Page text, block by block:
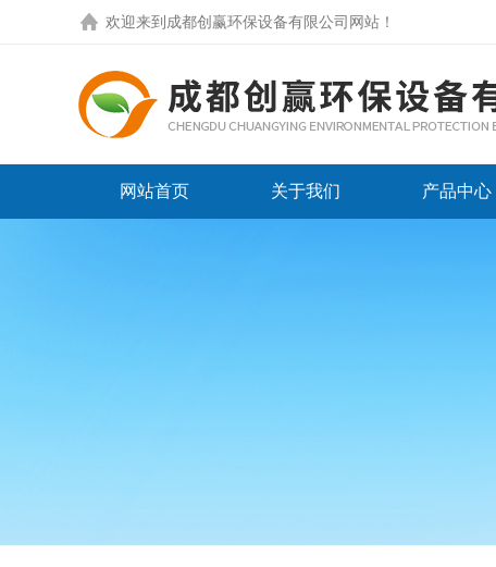
欢迎来到 成都创赢环保设备有限公司网站 ！
网站首页 关于我们 产品中心